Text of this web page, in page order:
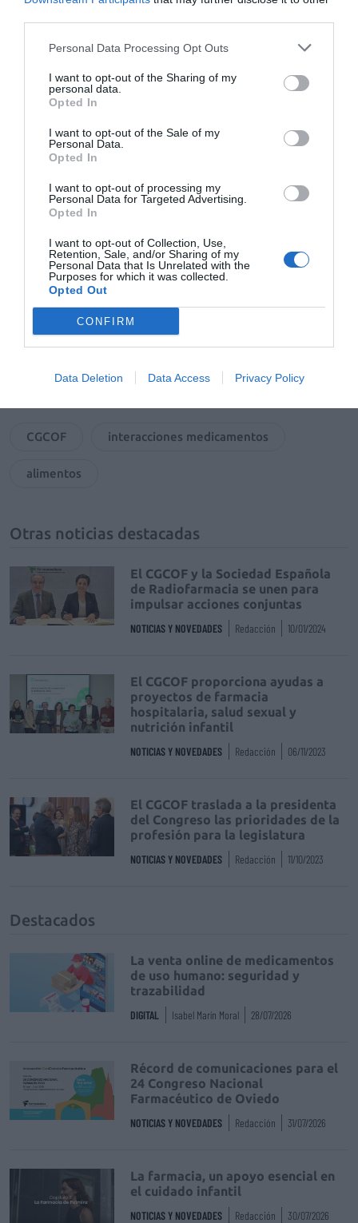
Personal Data Processing Opt Outs
I want to opt-out of the Sharing of my
personal data.
Opted In
I want to opt-out of the Sale of my
Personal Data.
Opted In
I want to opt-out of processing my
Personal Data for Targeted Advertising.
Opted In
I want to opt-out of Collection, Use,
Retention, Sale, and/or Sharing of my
Personal Data that Is Unrelated with the
Purposes for which it was collected.
Opted Out
CONFIRM
Data Deletion Data Access Privacy Policy
realizado por 37 autores, en el que a lo largo de 30
capítulos se detallan las IAM conocidas.
manual
profesionales, con la intención de hacer comprensibles
estas frecuentes interacciones: mecanismos de acción,
recomendaciones dietéticas, etc., que deben conocer
los profesionales de la salud para su práctica diaria con
AñadirEl Farmacéuticocomo fuente preferida
de Google de forma gratuita
Mantente informado con las últimas noticias de actualidad.
ACTIVAR AHORA
CGCOF interacciones medicamentos
alimentos
Otras noticias destacadas
El CGCOF y la Sociedad Española
de Radiofarmacia se unen para
impulsar acciones conjuntas
NOTICIAS Y NOVEDADES Redacción 10/01/2024
El CGCOF proporciona ayudas a
proyectos de farmacia
hospitalaria, salud sexual y
nutrición infantil
NOTICIAS Y NOVEDADES Redacción 06/11/2023
El CGCOF traslada a la presidenta
del Congreso las prioridades de la
profesión para la legislatura
NOTICIAS Y NOVEDADES Redacción 11/10/2023
Destacados
La venta online de medicamentos
de uso humano: seguridad y
trazabilidad
DIGITAL Isabel Marín Moral 28/07/2026
Récord de comunicaciones para el
24 Congreso Nacional
Farmacéutico de Oviedo
NOTICIAS Y NOVEDADES Redacción 31/07/2026
La farmacia, un apoyo esencial en
el cuidado infantil
NOTICIAS Y NOVEDADES Redacción 30/07/2026